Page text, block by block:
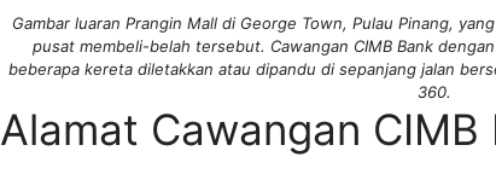
Gambar luaran Prangin Mall di George Town, Pulau Pinang,
pusat membeli-belah tersebut. Cawangan CIMB Bank
beberapa kereta diletakkan atau dipandu di sepanjang jalan
360.
Alamat Cawangan CIMB